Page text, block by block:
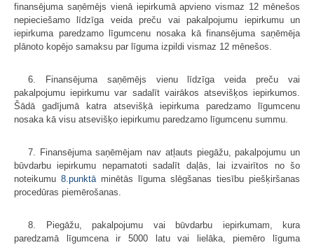
finansējuma saņēmējs vienā iepirkumā apvieno vismaz 12 mēnešos
nepieciešamo līdzīga veida preču vai pakalpojumu iepirkumu un
iepirkuma paredzamo līgumcenu nosaka kā finansējuma saņēmēja
plānoto kopējo samaksu par līguma izpildi vismaz 12 mēnešos.
6. Finansējuma saņēmējs vienu līdzīga veida preču vai
pakalpojumu iepirkumu var sadalīt vairākos atsevišķos iepirkumos.
Šādā gadījumā katra atsevišķā iepirkuma paredzamo līgumcenu
nosaka kā visu atsevišķo iepirkumu paredzamo līgumcenu summu.
7. Finansējuma saņēmējam nav atļauts piegāžu, pakalpojumu un
būvdarbu iepirkumu nepamatoti sadalīt daļās, lai izvairītos no šo
noteikumu 8.punktāminētās līguma slēgšanas tiesību piešķiršanas
procedūras piemērošanas.
8. Piegāžu, pakalpojumu vai būvdarbu iepirkumam, kura
paredzamā līgumcena ir 5000 latu vai lielāka, piemēro līguma